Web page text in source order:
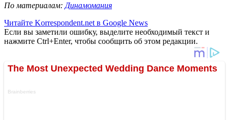
По материалам: Динамомания
Читайте Korrespondent.net в Google News
Если вы заметили ошибку, выделите необходимый текст и
нажмите Ctrl+Enter, чтобы сообщить об этом редакции.